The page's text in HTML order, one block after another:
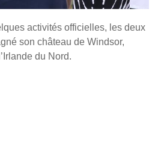
activités officielles, les deux
son château de Windsor,
du Nord.